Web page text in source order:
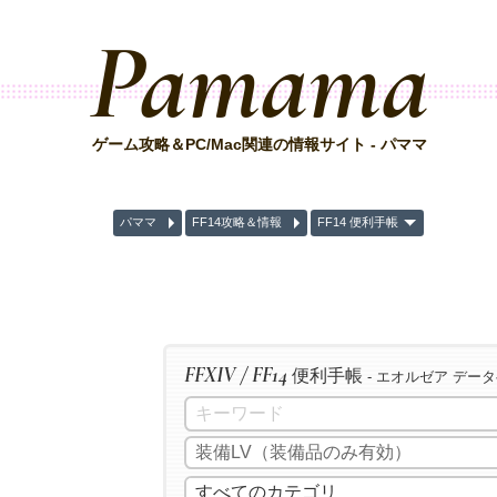
Pamama
ゲーム攻略＆PC/Mac関連の情報サイト - パママ
パママ FF14攻略＆情報 FF14 便利手帳
FFXIV / FF14 便利手帳 - エオルゼア デー